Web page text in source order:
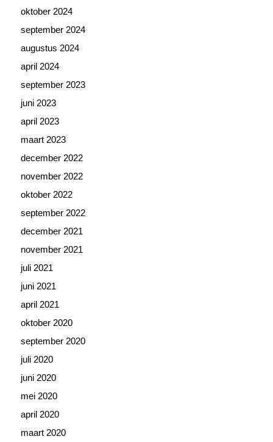
oktober 2024
september 2024
augustus 2024
april 2024
september 2023
juni 2023
april 2023
maart 2023
december 2022
november 2022
oktober 2022
september 2022
december 2021
november 2021
juli 2021
juni 2021
april 2021
oktober 2020
september 2020
juli 2020
juni 2020
mei 2020
april 2020
maart 2020